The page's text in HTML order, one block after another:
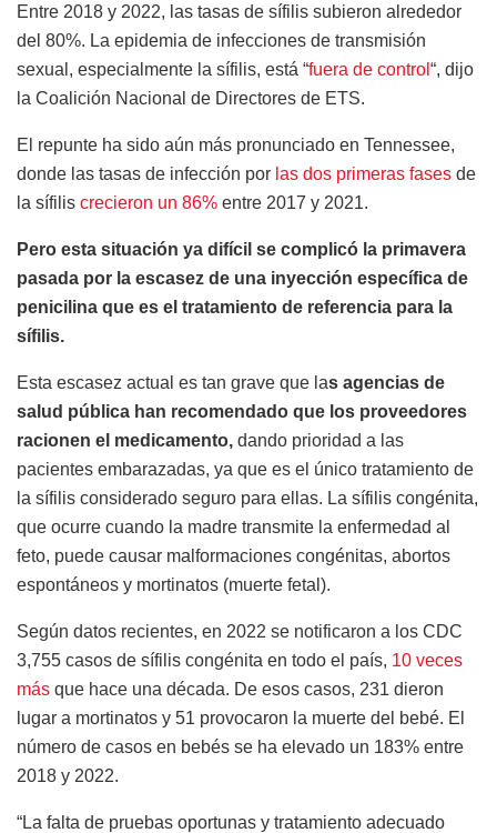
Entre 2018 y 2022, las tasas de sífilis subieron alrededor
del 80%. La epidemia de infecciones de transmisión
sexual, especialmente la sífilis, está “fuera de control “, dijo
la Coalición Nacional de Directores de ETS.
El repunte ha sido aún más pronunciado en Tennessee,
donde las tasas de infección por las dos primeras fases de
la sífilis crecieron un 86% entre 2017 y 2021.
Pero esta situación ya difícil se complicó la primavera
pasada por la escasez de una inyección específica de
penicilina que es el tratamiento de referencia para la
sífilis.
Esta escasez actual es tan grave que las agencias de
salud pública han recomendado que los proveedores
racionen el medicamento, dando prioridad a las
pacientes embarazadas, ya que es el único tratamiento de
la sífilis considerado seguro para ellas. La sífilis congénita,
que ocurre cuando la madre transmite la enfermedad al
feto, puede causar malformaciones congénitas, abortos
espontáneos y mortinatos (muerte fetal).
Según datos recientes, en 2022 se notificaron a los CDC
3,755 casos de sífilis congénita en todo el país, 10 veces
más que hace una década. De esos casos, 231 dieron
lugar a mortinatos y 51 provocaron la muerte del bebé. El
número de casos en bebés se ha elevado un 183% entre
2018 y 2022.
“La falta de pruebas oportunas y tratamiento adecuado